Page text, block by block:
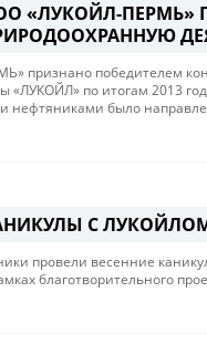
«ЛУКОЙЛ-
признано победителем
«ЛУКОЙЛ» по итогам 2013
нефтяниками было
С
провели весенние
благотворительного